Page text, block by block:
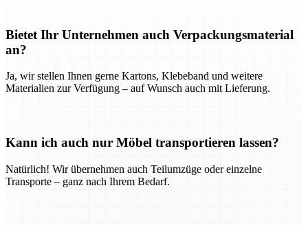
Bietet Ihr Unternehmen auch Verpackungsmaterial
an?
Ja, wir stellen Ihnen gerne Kartons, Klebeband und weitere
Materialien zur Verfügung – auf Wunsch auch mit Lieferung.
Kann ich auch nur Möbel transportieren lassen?
Natürlich! Wir übernehmen auch Teilumzüge oder einzelne
Transporte – ganz nach Ihrem Bedarf.